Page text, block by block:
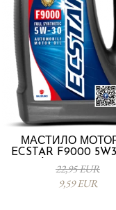
МАСТИЛО
ECSTAR F9000
Suzuki 990R0-
22,95 EUR
9,59 EUR